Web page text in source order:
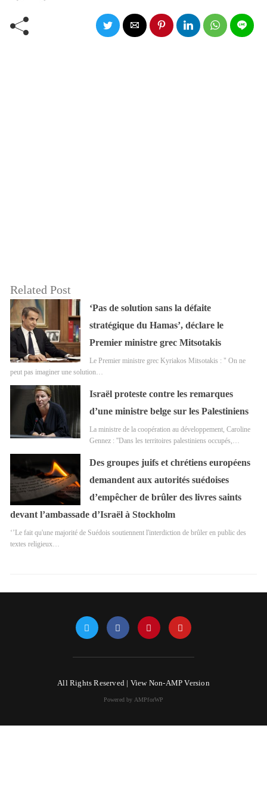
Related Post
‘Pas de solution sans la défaite
stratégique du Hamas’, déclare le
Premier ministre grec Mitsotakis
Le Premier ministre grec Kyriakos Mitsotakis : " On ne
peut pas imaginer une solution…
Israël proteste contre les remarques
d’une ministre belge sur les Palestiniens
La ministre de la coopération au développement, Caroline
Gennez : ''Dans les territoires palestiniens occupés,…
Des groupes juifs et chrétiens européens
demandent aux autorités suédoises
d’empêcher de brûler des livres saints
devant l’ambassade d’Israël à Stockholm
‘’Le fait qu'une majorité de Suédois soutiennent l'interdiction de brûler en public des
textes religieux…
All Rights Reserved | View Non-AMP Version
Powered by AMPforWP